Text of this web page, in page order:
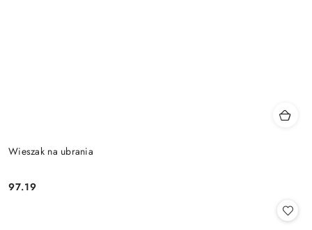
Wieszak na ubrania
Cena:
97.19